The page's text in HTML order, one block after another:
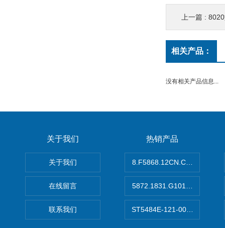
上一篇 :
相关产品：
没有相关产品信息...
关于我们
关于我们
在线留言
联系我们
热销产品
8.F5868.12CN.C122德国
5872.1831.G101德国库伯勒
ST5484E-121-0032-00美国